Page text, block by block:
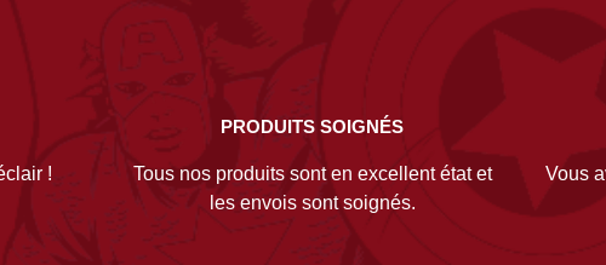
!
PRODUITS SOIGNÉS
Tous nos produits sont en excellent état et
les envois sont soignés.
Vous